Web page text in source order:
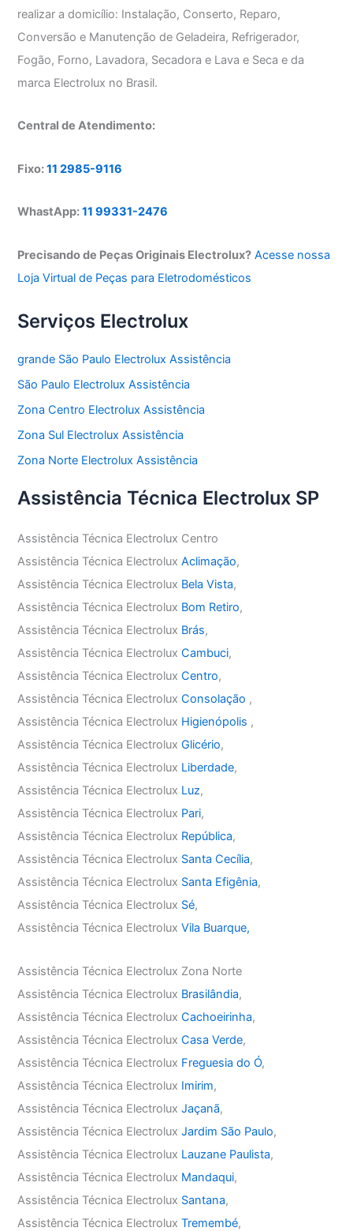
realizar a domicílio: Instalação, Conserto, Reparo,
Conversão e Manutenção de Geladeira, Refrigerador,
Fogão, Forno, Lavadora, Secadora e Lava e Seca e da
marca Electrolux no Brasil.
Central de Atendimento:
Fixo:11 2985-9116
WhastApp:11 99331-2476
Precisando de Peças Originais Electrolux? Acesse nossa
Loja Virtual de Peças para Eletrodomésticos
Serviços Electrolux
grande São Paulo Electrolux Assistência
São Paulo Electrolux Assistência
Zona Centro Electrolux Assistência
Zona Sul Electrolux Assistência
Zona Norte Electrolux Assistência
Assistência Técnica Electrolux SP
Assistência Técnica Electrolux Centro
Assistência Técnica ElectroluxAclimação,
Assistência Técnica Electrolux Bela Vista,
Assistência Técnica Electrolux Bom Retiro,
Assistência Técnica Electrolux Brás,
Assistência Técnica ElectroluxCambuci,
Assistência Técnica ElectroluxCentro,
Assistência Técnica ElectroluxConsolação ,
Assistência Técnica Electrolux Higienópolis ,
Assistência Técnica ElectroluxGlicério,
Assistência Técnica Electrolux Liberdade,
Assistência Técnica Electrolux Luz,
Assistência Técnica Electrolux Pari,
Assistência Técnica Electrolux República,
Assistência Técnica Electrolux Santa Cecília,
Assistência Técnica Electrolux Santa Efigênia,
Assistência Técnica Electrolux Sé,
Assistência Técnica ElectroluxVila Buarque,
Assistência Técnica Electrolux Zona Norte
Assistência Técnica Electrolux Brasilândia,
Assistência Técnica ElectroluxCachoeirinha,
Assistência Técnica ElectroluxCasa Verde,
Assistência Técnica Electrolux Freguesia do Ó,
Assistência Técnica Electrolux Imirim,
Assistência Técnica ElectroluxJaçanã,
Assistência Técnica ElectroluxJardim São Paulo,
Assistência Técnica Electrolux Lauzane Paulista,
Assistência Técnica Electrolux Mandaqui,
Assistência Técnica Electrolux Santana,
Assistência Técnica ElectroluxTremembé,